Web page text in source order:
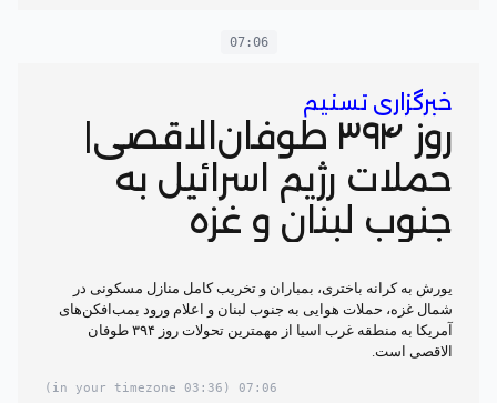
07:06
خبرگزاری تسنیم
روز ۳۹۴ طوفان‌الاقصی|
حملات رژیم اسرائیل به
جنوب لبنان و غزه
یورش به کرانه باختری، بمباران و تخریب کامل منازل مسکونی در
شمال غزه، حملات هوایی به جنوب لبنان و اعلام ورود بمب‌افکن‌های
آمریکا به منطقه غرب اسیا از مهمترین‌ تحولات روز ۳۹۴ طوفان
الاقصی است.
07:06
(03:36 in your timezone)